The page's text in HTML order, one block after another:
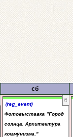
сб
6
(reg_event)
Фотовыставка "Город
солнца. Архитектура
коммунизма."